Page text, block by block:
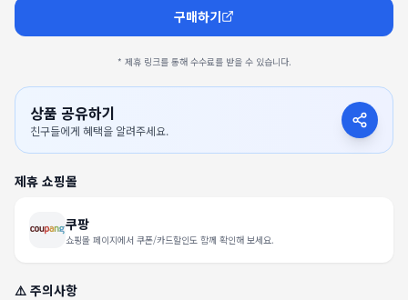
구매하기
* 제휴 링크를 통해 수수료를 받을 수 있습니다.
상품 공유하기
친구들에게 혜택을 알려주세요.
제휴 쇼핑몰
쿠팡
쇼핑몰 페이지에서 쿠폰/카드할인도 함께 확인해 보세요.
⚠️ 주의사항